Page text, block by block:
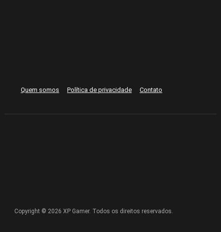
Quem somos Política de privacidade Contato
Copyright © 2026 XP Gamer. Todos os direitos reservados.